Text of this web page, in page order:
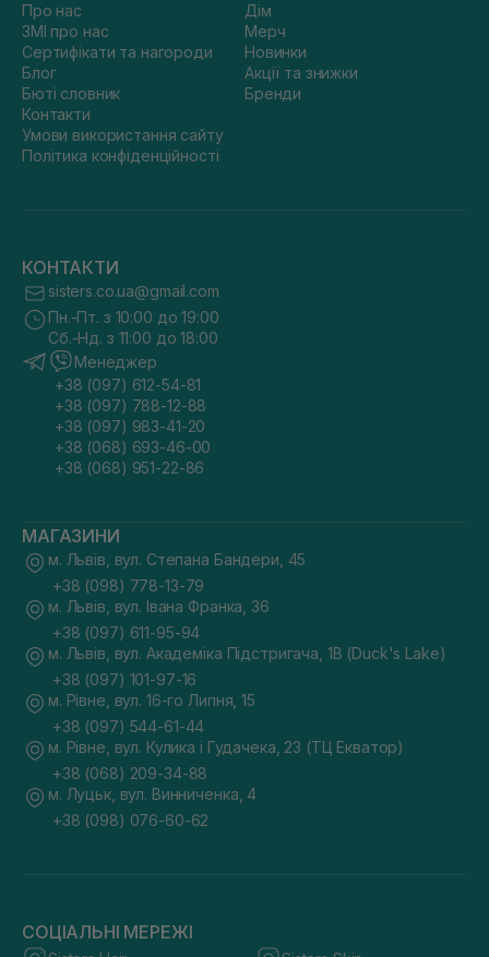
Про нас
ЗМІ про нас
Сертифікати та нагороди
Блог
Бюті словник
Контакти
Умови використання сайту
Політика конфіденційності
Дім
Мерч
Новинки
Акції та знижки
Бренди
КОНТАКТИ
sisters.co.ua@gmail.com
Пн.-Пт. з 10:00 до 19:00
Сб.-Нд. з 11:00 до 18:00
Менеджер
+38 (097) 612-54-81
+38 (097) 788-12-88
+38 (097) 983-41-20
+38 (068) 693-46-00
+38 (068) 951-22-86
МАГАЗИНИ
м. Львів, вул. Степана Бандери, 45
+38 (098) 778-13-79
м. Львів, вул. Івана Франка, 36
+38 (097) 611-95-94
м. Львів, вул. Академіка Підстригача, 1В (Duck's Lake)
+38 (097) 101-97-16
м. Рівне, вул. 16-го Липня, 15
+38 (097) 544-61-44
м. Рівне, вул. Кулика і Гудачека, 23 (ТЦ Екватор)
+38 (068) 209-34-88
м. Луцьк, вул. Винниченка, 4
+38 (098) 076-60-62
СОЦІАЛЬНІ МЕРЕЖІ